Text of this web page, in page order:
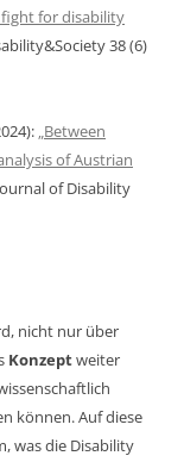
fight for disability
38 (6)
„Between
of Austrian
of Disability
nicht nur über
Konzeptweiter
können. Auf diese
was die Disability